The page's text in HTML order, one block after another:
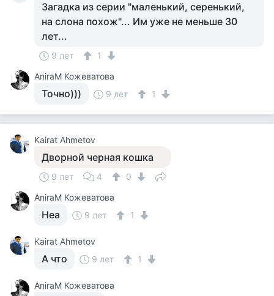
Загадка из серии "маленький, серенький,
на слона похож"... Им уже не меньше 30
лет...
9 лет
1
AniraM Кожеватова
Точно))) 9 лет 1
Kairat Ahmetov
Дворной черная кошка
9 лет 4
0
AniraM Кожеватова
Неа 9 лет 1
Kairat Ahmetov
А что 9 лет 1
AniraM Кожеватова